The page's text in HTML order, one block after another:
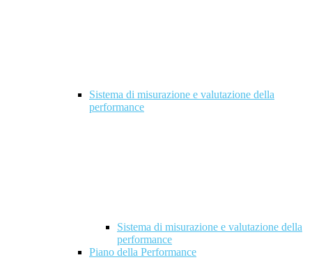
Sistema di misurazione e valutazione della
performance
Sistema di misurazione e valutazione della
performance
Piano della Performance